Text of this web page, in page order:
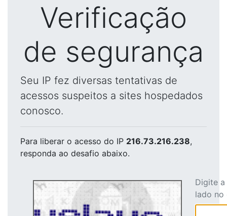
Verificação
de segurança
Seu IP fez diversas tentativas de
acessos suspeitos a sites hospedados
conosco.
Para liberar o acesso do IP 216.73.216.238,
responda ao desafio abaixo.
Digite
lado no